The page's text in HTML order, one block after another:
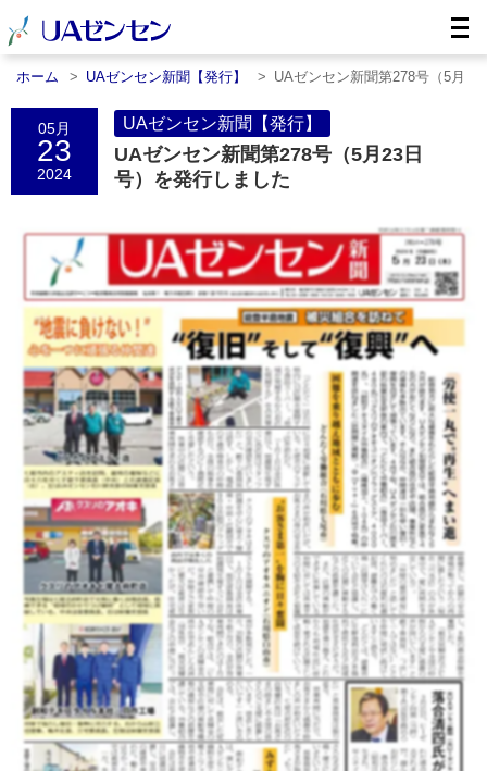
ホーム UAゼンセン新聞【発行】
UAゼンセン新聞第278号（5月
05月
23
2024
UAゼンセン新聞【発行】
UAゼンセン新聞第278号（5月23日
号）を発行しました